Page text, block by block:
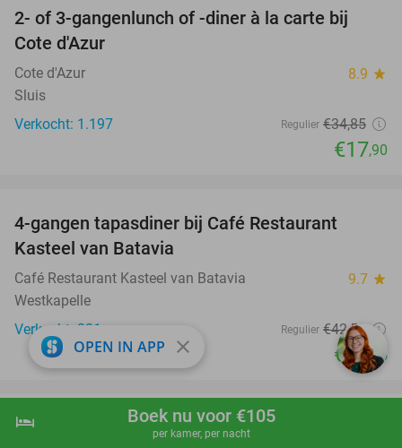
shopping_cart Boek nu
hotel Boek nu voor €105
per kamer, per nacht
49%
2- of 3-gangenlunch of -diner à la carte bij
Cote d'Azur
Cote d'Azur 8.9 star
Sluis
Verkocht: 1.197
Regulier €34,85
€17,90
4-gangen tapasdiner bij Café Restaurant
Kasteel van Batavia
Café Restaurant Kasteel van Batavia 9.7 star
Westkapelle
Verkocht: 321
Regulier €42,50
€28,95
Entree voor Avonturenpark de Tovertuin
OPEN IN APP close